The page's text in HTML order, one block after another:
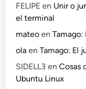
FELIPE en Unir o
el terminal
mateo en
ola enTamago: El
SIDELL3 enCosas
Ubuntu Linux